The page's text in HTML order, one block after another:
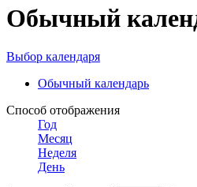
Обычный
Выбор календаря
Обычный календарь
Способ отображения
Год
Месяц
Неделя
День